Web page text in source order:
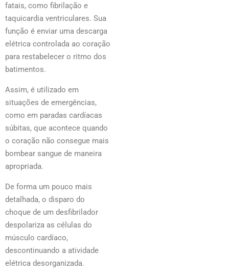
fatais, como fibrilação e
taquicardia ventriculares. Sua
função é enviar uma descarga
elétrica controlada ao coração
para restabelecer o ritmo dos
batimentos.
Assim, é utilizado em
situações de emergências,
como em paradas cardíacas
súbitas, que acontece quando
o coração não consegue mais
bombear sangue de maneira
apropriada.
De forma um pouco mais
detalhada, o disparo do
choque de um desfibrilador
despolariza as células do
músculo cardíaco,
descontinuando a atividade
elétrica desorganizada.